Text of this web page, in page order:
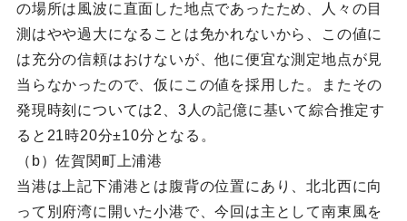
の場所は風波に直面した地点であったため、人々の目
測はやや過大になることは免かれないから、この値に
は充分の信頼はおけないが、他に便宜な測定地点が見
当らなかったので、仮にこの値を採用した。またその
発現時刻については2、3人の記億に基いて綜合推定す
ると21時20分±10分となる。
（b）佐賀関町上浦港
当港は上記下浦港とは腹背の位置にあり、北北西に向
って別府湾に開いた小港で、今回は主として南東風を